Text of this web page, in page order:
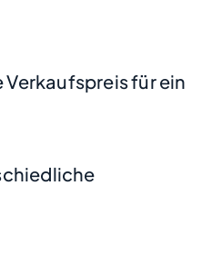
für ein